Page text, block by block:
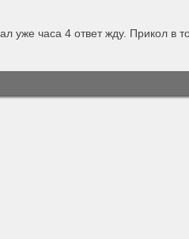
уже часа 4 ответ жду. Прикол в